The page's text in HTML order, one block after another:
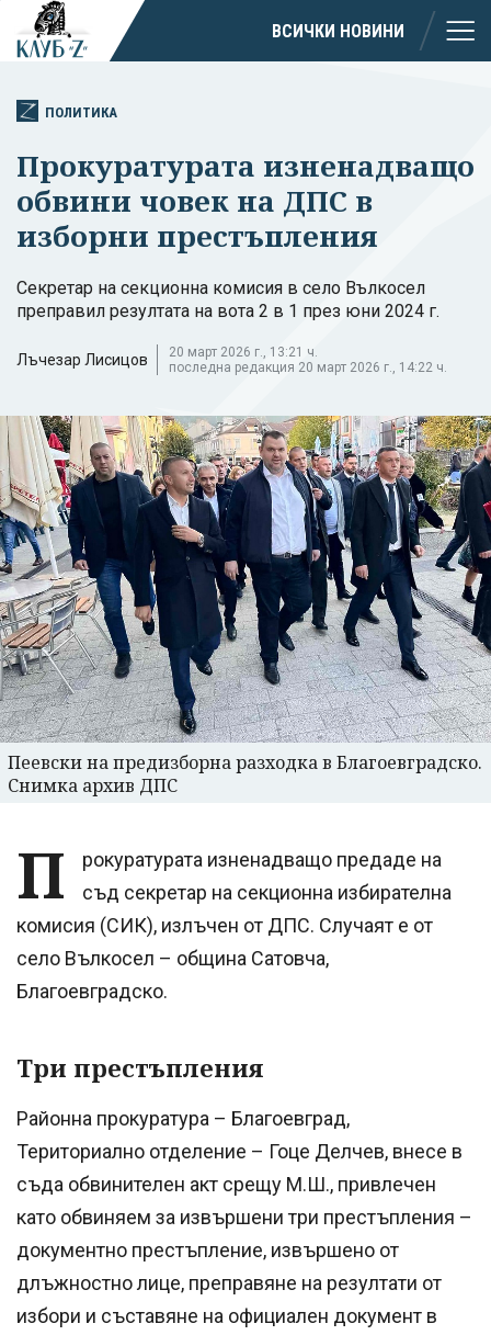
ВСИЧКИ НОВИНИ
ПОЛИТИКА
Прокуратурата изненадващо
обвини човек на ДПС в
изборни престъпления
Секретар на секционна комисия в село Вълкосел
преправил резултата на вота 2 в 1 през юни 2024 г.
Лъчезар Лисицов
20 март 2026 г., 13:21 ч.
последна редакция 20 март 2026 г., 14:22 ч.
Пеевски на предизборна разходка в Благоевградско.
Снимка архив ДПС
П
рокуратурата изненадващо предаде на
съд секретар на секционна избирателна
комисия (СИК), излъчен от ДПС. Случаят е от
село Вълкосел – община Сатовча,
Благоевградско.
Три престъпления
Районна прокуратура – Благоевград,
Териториално отделение – Гоце Делчев, внесе в
съда обвинителен акт срещу М.Ш., привлечен
като обвиняем за извършени три престъпления –
документно престъпление, извършено от
длъжностно лице, преправяне на резултати от
избори и съставяне на официален документ в